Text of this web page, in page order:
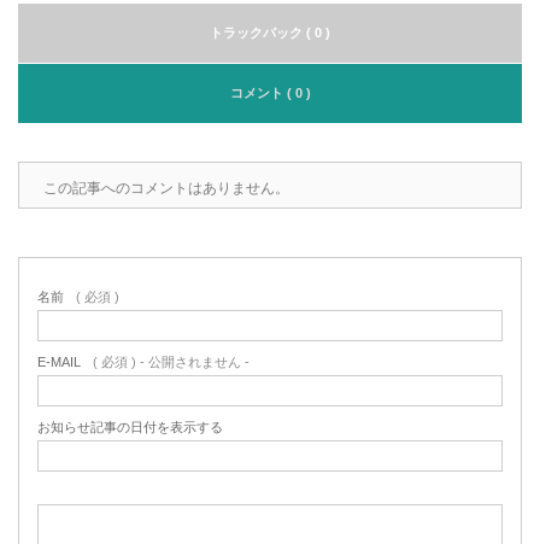
トラックバック ( 0 )
コメント ( 0 )
この記事へのコメントはありません。
名前 ( 必須 )
E-MAIL ( 必須 ) - 公開されません -
お知らせ記事の日付を表示する